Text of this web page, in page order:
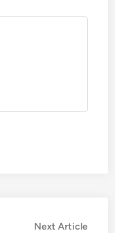
Next ArticleNext